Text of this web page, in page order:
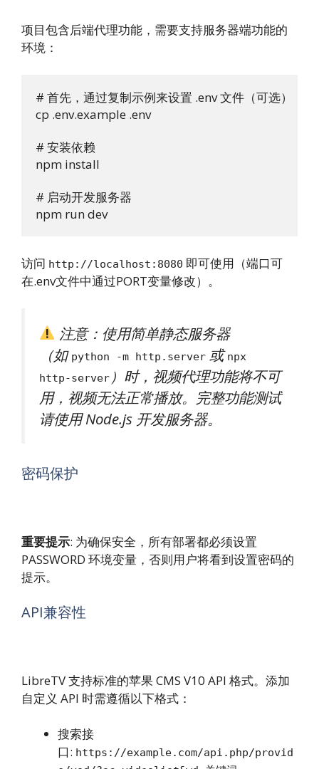
项目包含后端代理功能，需要支持服务器端功能的
环境：
# 首先，通过复制示例来设置 .env 文件（可选）
cp .env.example .env
# 安装依赖
npm install
# 启动开发服务器
npm run dev
访问 http://localhost:8080 即可使用（端口可
在.env文件中通过PORT变量修改）。
注意：使用简单静态服务器
（如 python -m http.server 或npx
http-server ）时，视频代理功能将不可
用，视频无法正常播放。完整功能测试
请使用 Node.js 开发服务器。
密码保护
重要提示: 为确保安全，所有部署都必须设置
PASSWORD 环境变量，否则用户将看到设置密码的
提示。
API兼容性
LibreTV 支持标准的苹果 CMS V10 API 格式。添加
自定义 API 时需遵循以下格式：
搜索接
口: https://example.com/api.php/provid